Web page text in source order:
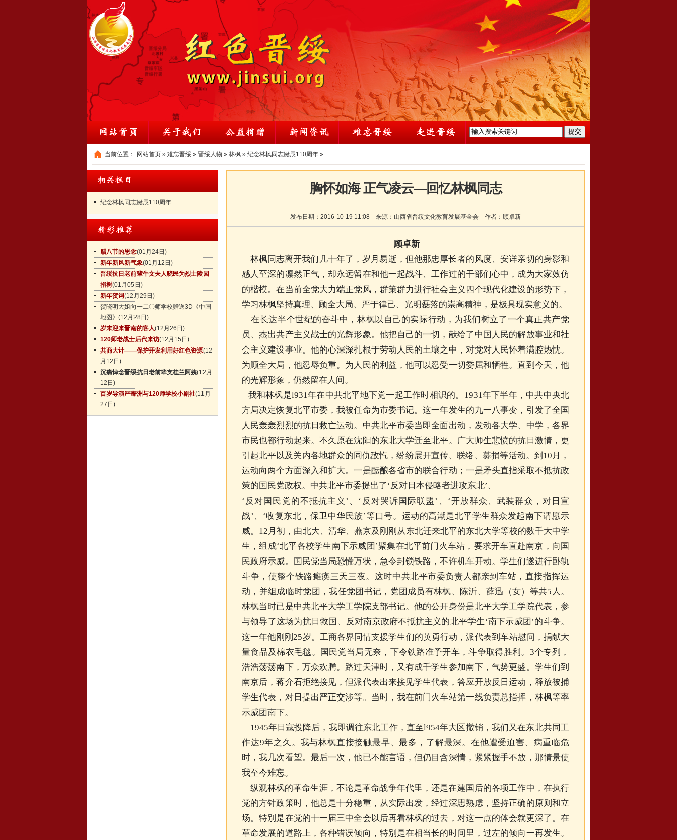
当前位置： 网站首页 » 难忘晋绥 » 晋绥人物 » 林枫 » 纪念林枫同志诞辰110周年 »
纪念林枫同志诞辰110周年
腊八节的思念(01月24日)
新年新风新气象(01月12日)
晋绥抗日老前辈牛文夫人晓民为烈士陵园
捐树(01月05日)
新年贺词(12月29日)
贺晓明大姐向一二〇师学校赠送3D《中国
地图》 (12月28日)
岁末迎来晋南的客人(12月26日)
120师老战士后代来访(12月15日)
共商大计——保护开发利用好红色资源(12
月12日)
沉痛悼念晋绥抗日老前辈支桂兰阿姨(12月
12日)
百岁导演严寄洲与120师学校小剧社(11月
27日)
胸怀如海 正气凌云—回忆林枫同志
发布日期： 2016-10-19 11:08 来源： 山西省晋绥文化教育发展基金会 作者： 顾卓新
顾卓新
林枫同志离开我们几十年了，岁月易逝，但他那忠厚长者的风度、安详亲切的身影和
感人至深的凛然正气，却永远留在和他一起战斗、工作过的干部们心中，成为大家效仿
的楷模。在当前全党大力端正党风，群策群力进行社会主义四个现代化建设的形势下，
学习林枫坚持真理、顾全大局、严于律己、光明磊落的崇高精神，是极具现实意义的。
在长达半个世纪的奋斗中，林枫以自己的实际行动，为我们树立了一个真正共产党
员、杰出共产主义战士的光辉形象。他把自己的一切，献给了中国人民的解放事业和社
会主义建设事业。他的心深深扎根于劳动人民的土壤之中，对党对人民怀着满腔热忱。
为顾全大局，他忍辱负重。为人民的利益，他可以忍受一切委屈和牺牲。直到今天，他
的光辉形象，仍然留在人间。
我和林枫是l931年在中共北平地下党一起工作时相识的。1931年下半年，中共中央北
方局决定恢复北平市委，我被任命为市委书记。这一年发生的九一八事变，引发了全国
人民轰轰烈烈的抗日救亡运动。中共北平市委当即全面出动，发动各大学、中学，各界
市民也都行动起来。不久原在沈阳的东北大学迁至北平。广大师生悲愤的抗日激情，更
引起北平以及关内各地群众的同仇敌忾，纷纷展开宣传、联络、募捐等活动。到10月，
运动向两个方面深入和扩大。一是酝酿各省市的联合行动；一是矛头直指采取不抵抗政
策的国民党政权。中共北平市委提出了‘反对日本侵略者进攻东北’、
‘反对国民党的不抵抗主义’、‘反对哭诉国际联盟’、‘开放群众、武装群众，对日宣
战’、‘收复东北，保卫中华民族’等口号。运动的高潮是北平学生群众发起南下请愿示
威。12月初，由北大、清华、燕京及刚刚从东北迁来北平的东北大学等校的数千大中学
生，组成‘北平各校学生南下示威团’聚集在北平前门火车站，要求开车直赴南京，向国
民政府示威。国民党当局恐慌万状，急令封锁铁路，不许机车开动。学生们遂进行卧轨
斗争，使整个铁路瘫痪三天三夜。这时中共北平市委负责人都亲到车站，直接指挥运
动，并组成临时党团，我任党团书记，党团成员有林枫、陈沂、薛迅（女）等共5人。
林枫当时已是中共北平大学工学院支部书记。他的公开身份是北平大学工学院代表，参
与领导了这场为抗日救国、反对南京政府不抵抗主义的北平学生‘南下示威团’的斗争。
这一年他刚刚25岁。工商各界同情支援学生们的英勇行动，派代表到车站慰问，捐献大
量食品及棉衣毛毯。国民党当局无奈，下令铁路准予开车，斗争取得胜利。3个专列，
浩浩荡荡南下，万众欢腾。路过天津时，又有成千学生参加南下，气势更盛。学生们到
南京后，蒋介石拒绝接见，但派代表出来接见学生代表，答应开放反日运动，释放被捕
学生代表，对日提出严正交涉等。当时，我在前门火车站第一线负责总指挥，林枫等率
示威团南下。
1945年日寇投降后，我即调往东北工作，直至l954年大区撤销，我们又在东北共同工
作达9年之久。我与林枫直接接触最早、最多，了解最深。在他遭受迫害、病重临危
时，我几次看望。最后一次，他已不能言语，但仍目含深情，紧紧握手不放，那情景使
我至今难忘。
纵观林枫的革命生涯，不论是革命战争年代里，还是在建国后的各项工作中，在执行
党的方针政策时，他总是十分稳重，从实际出发，经过深思熟虑，坚持正确的原则和立
场。特别是在党的十一届三中全会以后再看林枫的过去，对这一点的体会就更深了。在
革命发展的道路上，各种错误倾向，特别是在相当长的时间里，过左的倾向一再发生。